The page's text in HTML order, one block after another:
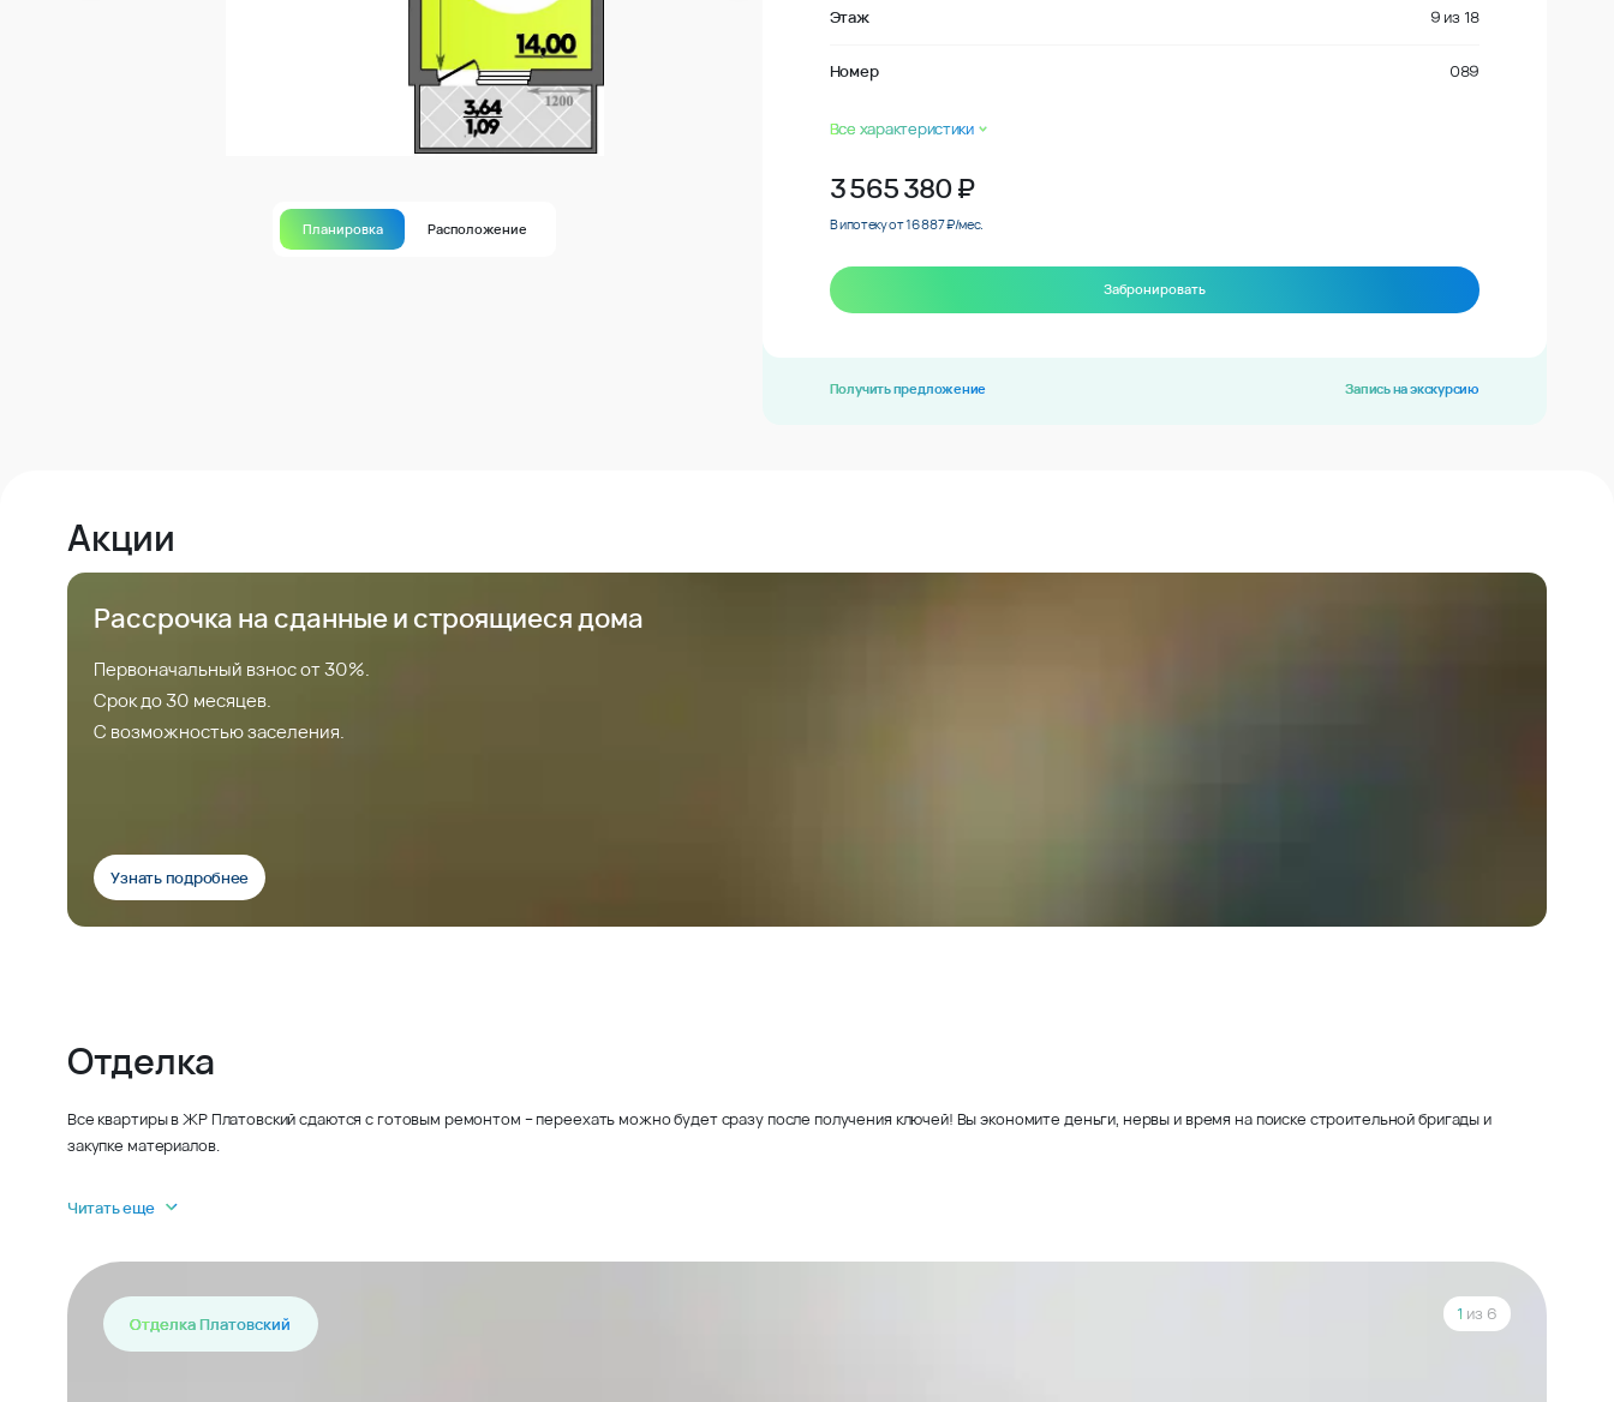
Планировка Расположение
Этаж 9 из 18
Номер 089
Все характеристики
3 565 380₽
В ипотеку от 16 887 ₽/мес.
Забронировать
Получить предложение Запись на экскурсию
Акции
Рассрочка на сданные и строящиеся дома
Первоначальный взнос от 30%.
Срок до 30 месяцев.
С возможностью заселения.
Узнать подробнее
Отделка
Все квартиры в ЖР Платовский сдаются с готовым ремонтом – переехать можно будет сразу после получения ключей! Вы экономите деньги, нервы и время на поиске строительной бригады и
закупке материалов.
Читать еще
Отделка Платовский
1 из 6